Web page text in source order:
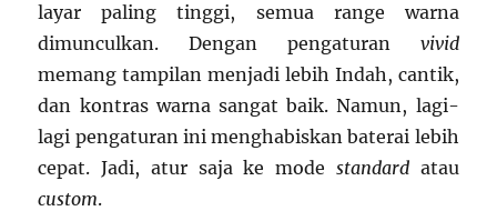
layar paling tinggi, semua range warna
dimunculkan. Dengan pengaturan vivid
memang tampilan menjadi lebih Indah, cantik,
dan kontras warna sangat baik. Namun, lagi-
lagi pengaturan ini menghabiskan baterai lebih
cepat. Jadi, atur saja ke mode standardatau
custom.